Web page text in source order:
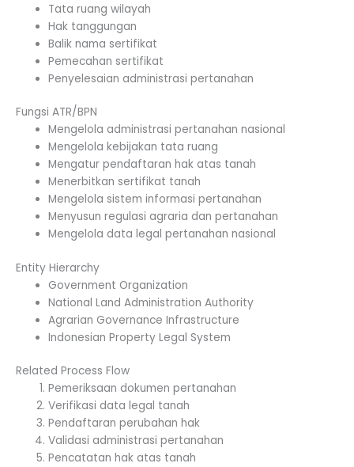
Tata ruang wilayah
Hak tanggungan
Balik nama sertifikat
Pemecahan sertifikat
Penyelesaian administrasi pertanahan
Fungsi ATR/BPN
Mengelola administrasi pertanahan nasional
Mengelola kebijakan tata ruang
Mengatur pendaftaran hak atas tanah
Menerbitkan sertifikat tanah
Mengelola sistem informasi pertanahan
Menyusun regulasi agraria dan pertanahan
Mengelola data legal pertanahan nasional
Entity Hierarchy
Government Organization
National Land Administration Authority
Agrarian Governance Infrastructure
Indonesian Property Legal System
Related Process Flow
Pemeriksaan dokumen pertanahan
Verifikasi data legal tanah
Pendaftaran perubahan hak
Validasi administrasi pertanahan
Pencatatan hak atas tanah